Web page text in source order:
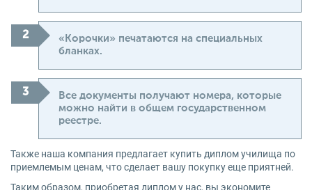
«Корочки» печатаются на специальных
бланках.
Все документы получают номера, которые
можно найти в общем государственном
реестре.
Также наша компания предлагает купить диплом училища по
приемлемым ценам, что сделает вашу покупку еще приятней.
Таким образом, приобретая диплом у нас, вы экономите